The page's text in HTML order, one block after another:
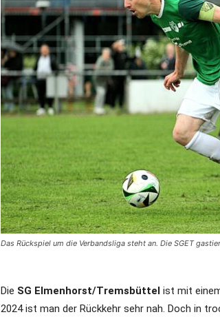
Das Rückspiel um die Verbandsliga steht an. Die SGET
Die SG Elmenhorst/Tremsbüttel ist mit
2024 ist man der Rückkehr sehr nah. Doch in